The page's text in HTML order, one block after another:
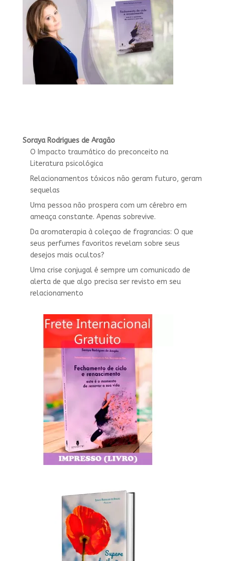
Soraya Rodrigues de Aragão
O Impacto traumático do preconceito na
Literatura psicológica
Relacionamentos tóxicos não geram futuro, geram
sequelas
Uma pessoa não prospera com um cérebro em
ameaça constante. Apenas sobrevive.
Da aromaterapia à coleçao de fragrancias: O que
seus perfumes favoritos revelam sobre seus
desejos mais ocultos?
Uma crise conjugal é sempre um comunicado de
alerta de que algo precisa ser revisto em seu
relacionamento